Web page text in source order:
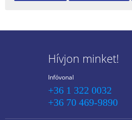
Hívjon minket!
Infóvonal
+36 1 322 0032
+36 70 469-9890